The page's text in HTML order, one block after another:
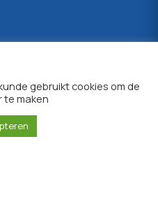
gebruikt cookies om de
te maken